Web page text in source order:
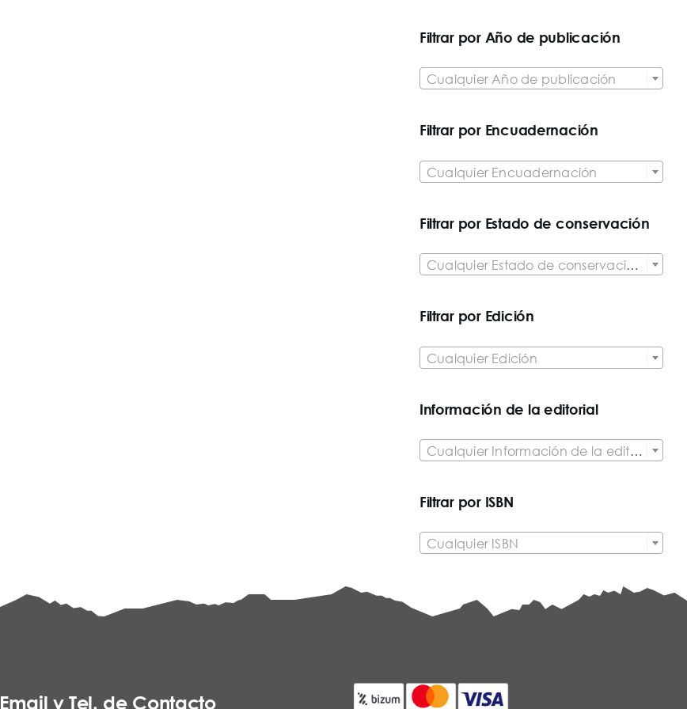
Filtrar por Año de publicación
Cualquier Año de publicación
Filtrar por Encuadernación
Cualquier Encuadernación
Filtrar por Estado de conservación
Cualquier Estado de conservación del artículo
Filtrar por Edición
Cualquier Edición
Información de la editorial
Cualquier Información de la editorial
Filtrar por ISBN
Cualquier ISBN
Email y Tel. de Contacto